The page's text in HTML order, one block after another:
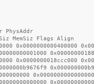
PhysAddr
MemSiz Flags Align
0x0000000000400000
0x0000000018ccc000